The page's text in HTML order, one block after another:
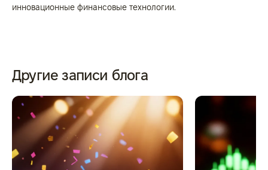
инновационные финансовые технологии.
Другие записи блога